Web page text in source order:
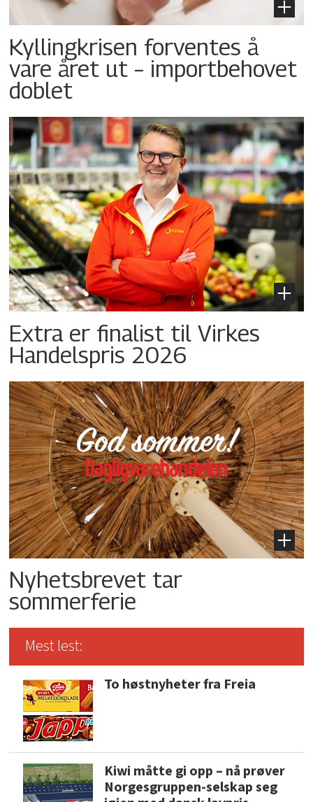
Kyllingkrisen forventes å
vare året ut – importbehovet
doblet
Extra er finalist til Virkes
Handelspris 2026
Nyhetsbrevet tar
sommerferie
Mest lest:
To høstnyheter fra Freia
Kiwi måtte gi opp – nå prøver
Norgesgruppen-selskap seg